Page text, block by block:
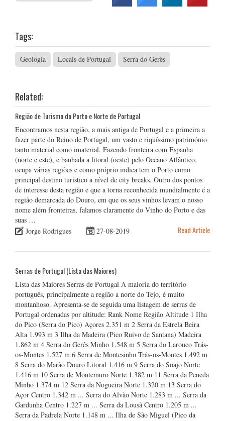
Tags:
Geologia Locais de Portugal Serra do Gerês
Related:
Região de Turismo do Porto e Norte de Portugal
Encontramos nesta região, a mais antiga de Portugal e a primeira a
fazer parte do Reino de Portugal, um vasto e riquíssimo património
tanto material como imaterial. Fazendo fronteira com Espanha
(norte e este), e banhada a litoral (oeste) pelo Oceano Atlântico,
ocupa várias regiões e como próprio indica tem o Porto como
principal destino turístico a nível de city breaks. Outro dos pontos
de interesse desta região e que a torna reconhecida mundialmente é a
região demarcada do Douro, em que os seus vinhos levam o nosso
nome além fronteiras, falamos claramente do Vinho do Porto e das
suas …
Jorge Rodrigues
27-08-2019 Read Article
Serras de Portugal (Lista das Maiores)
Lista das Maiores Serras de Portugal A maioria do território
português, principalmente a região a norte do Tejo, é muito
montanhoso. Apresenta-se de seguida uma listagem de serras de
Portugal ordenadas por altitude: Rank Nome Região Altitude 1 Ilha
do Pico (Serra do Pico) Açores 2.351 m 2 Serra da Estrela Beira
Alta 1.993 m 3 Ilha da Madeira (Pico Ruivo de Santana) Madeira
1.862 m 4 Serra do Gerês Minho 1.548 m 5 Serra do Larouco Trás-
os-Montes 1.527 m 6 Serra de Montesinho Trás-os-Montes 1.492 m
8 Serra do Marão Douro Litoral 1.416 m 9 Serra do Soajo Norte
1.416 m 10 Serra de Montemuro Norte 1.382 m 11 Serra da Peneda
Minho 1.374 m 12 Serra da Nogueira Norte 1.320 m 13 Serra do
Açor Centro 1.342 m ... Serra do Alvão Norte 1.283 m ... Serra da
Gardunha Centro 1.227 m ... Serra da Lousã Centro 1.205 m ...
Serra da Padrela Norte 1.148 m ... Ilha de São Miguel (Pico da